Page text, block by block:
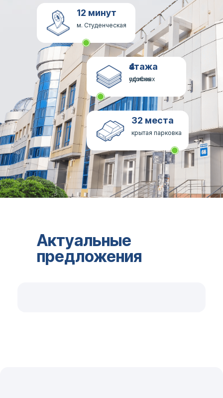
32 места
крытая парковка
4 этажа
удобных офисов
12 минут
м. Студенческая
Актуальные
предложения